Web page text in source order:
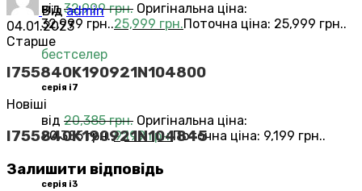
від32,999грн. Оригінальна ціна:
32,999 грн..25,999 грн.Поточна ціна: 25,999 грн..
бестселер
серія i7
від 20,385грн. Оригінальна ціна:
20,385 грн..9,199грн.Поточна ціна: 9,199 грн..
серія i3
Відadmin
04.01.2023
Старше
I755840K190921N104800
Новіші
I755840K190921N104845
Залишити відповідь